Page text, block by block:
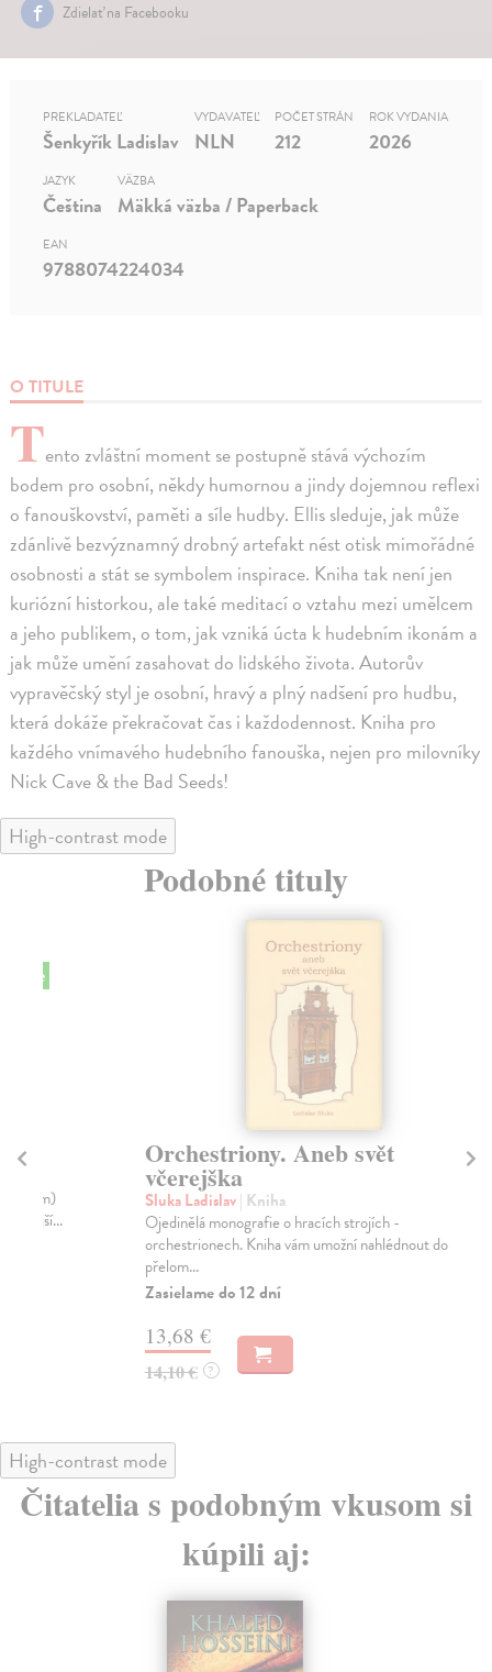
Zdielať na Facebooku
O TITULE
Tento zvláštní moment se postupně stává výchozím
bodem pro osobní, někdy humornou a jindy dojemnou reflexi
o fanouškovství, paměti a síle hudby. Ellis sleduje, jak může
zdánlivě bezvýznamný drobný artefakt nést otisk mimořádné
osobnosti a stát se symbolem inspirace. Kniha tak není jen
kuriózní historkou, ale také meditací o vztahu mezi umělcem
a jeho publikem, o tom, jak vzniká úcta k hudebním ikonám a
jak může umění zasahovat do lidského života. Autorův
vypravěčský styl je osobní, hravý a plný nadšení pro hudbu,
která dokáže překračovat čas i každodennost. Kniha pro
každého vnímavého hudebního fanouška, nejen pro milovníky
Nick Cave & the Bad Seeds!
PREKLADATEĽ
Šenkyřík Ladislav
VYDAVATEĽ
NLN
POČET STRÁN
212
ROK VYDANIA
2026
JAZYK
Čeština
VÄZBA
Mäkká väzba / Paperback
EAN
9788074224034
High-contrast mode
Podobné tituly
Orchestriony. Aneb svět
včerejška
Sluka Ladislav| Kniha
Ojedinělá monografie o hracích strojích -
orchestrionech. Kniha vám umožní nahlédnout do doby
Zasielame do 12 dní
High-contrast mode
Čitatelia s podobným vkusom si
kúpili aj: